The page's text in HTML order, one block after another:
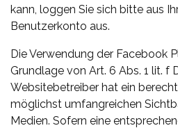
kann, loggen Sie sich bitte aus
Benutzerkonto aus.
Die Verwendung der Facebook
Grundlage von Art. 6 Abs. 1 lit. f
Websitebetreiber hat ein
möglichst umfangreichen
Medien. Sofern eine